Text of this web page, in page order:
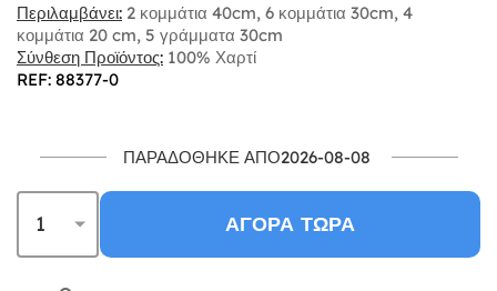
Περιλαμβάνει: 2 κομμάτια 40cm, 6 κομμάτια 30cm, 4
κομμάτια 20 cm, 5 γράμματα 30cm
Σύνθεση Προϊόντος: 100% Χαρτί
REF: 88377-0
ΠΑΡΑΔΌΘΗΚΕ ΑΠΌ2026-08-08
ΑΓΟΡΆ ΤΏΡΑ